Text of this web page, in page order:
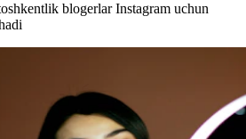
blogerlar Instagram uchun